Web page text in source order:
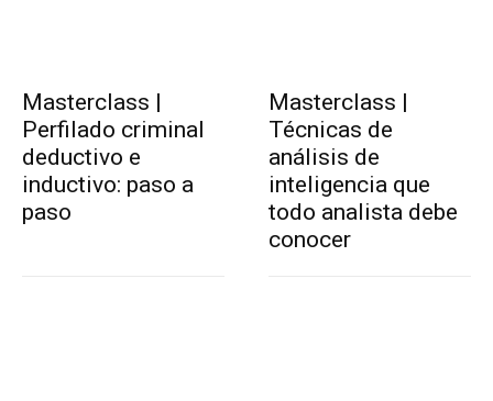
Masterclass |
Perfilado criminal
deductivo e
inductivo: paso a
paso
Masterclass |
Técnicas de
análisis de
inteligencia que
todo analista debe
conocer